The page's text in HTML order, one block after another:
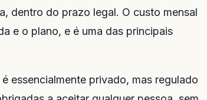
dentro do prazo legal. O custo mensal
e o plano, e é uma das principais
essencialmente privado, mas regulado